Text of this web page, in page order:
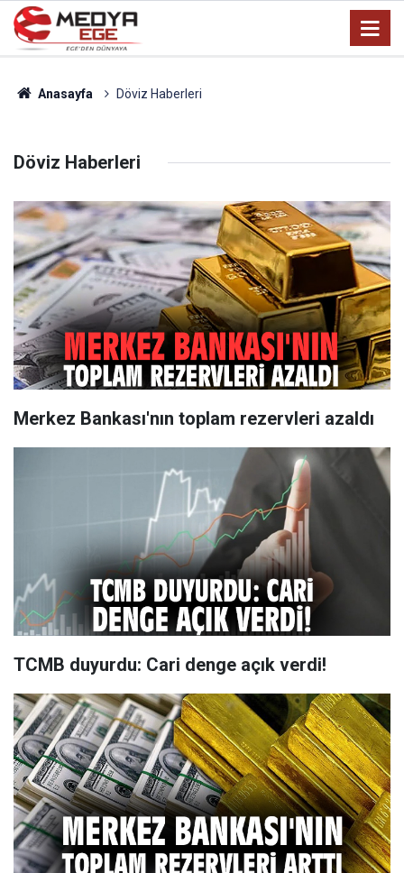
Anasayfa Döviz Haberleri
Döviz Haberleri
Merkez Bankası'nın toplam rezervleri azaldı
TCMB duyurdu: Cari denge açık verdi!